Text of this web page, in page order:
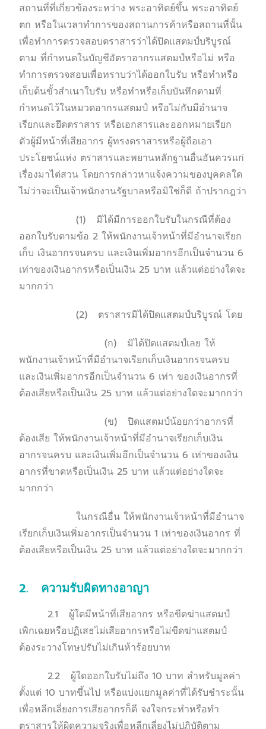
สถานที่ที่เกี่ยวข้องระหว่าง พระอาทิตย์ขึ้น พระอาทิตย์
ตก หรือในเวลาทำการของสถานการค้าหรือสถานที่นั้น
เพื่อทำการตรวจสอบตราสารว่าได้ปิดแสตมป์บริบูรณ์
ตาม ที่กำหนดในบัญชีอัตราอากรแสตมป์หรือไม่ หรือ
ทำการตรวจสอบเพื่อทราบว่าได้ออกใบรับ หรือทำหรือ
เก็บต้นขั้วสำเนาใบรับ หรือทำหรือเก็บบันทึกตามที่
กำหนดไว้ในหมวดอากรแสตมป์ หรือไม่กับมีอำนาจ
เรียกและยึดตราสาร หรือเอกสารและออกหมายเรียก
ตัวผู้มีหน้าที่เสียอากร ผู้ทรงตราสารหรือผู้ถือเอา
ประโยชน์แห่ง ตราสารและพยานหลักฐานอื่นอันควรแก่
เรื่องมาไต่สวน โดยการกล่าวหาแจ้งความของบุคคลใด
ไม่ว่าจะเป็นเจ้าพนักงานรัฐบาลหรือมิใช่ก็ดี ถ้าปรากฎว่า
(1) มิได้มีการออกใบรับในกรณีที่ต้อง
ออกใบรับตามข้อ 2 ให้พนักงานเจ้าหน้าที่มีอำนาจเรียก
เก็บ เงินอากรจนครบ และเงินเพิ่มอากรอีกเป็นจำนวน 6
เท่าของเงินอากรหรือเป็นเงิน 25 บาท แล้วแต่อย่างใดจะ
มากกว่า
(2) ตราสารมิได้ปิดแสตมป์บริบูรณ์ โดย
(ก) มิได้ปิดแสตมป์เลย ให้
พนักงานเจ้าหน้าที่มีอำนาจเรียกเก็บเงินอากรจนครบ
และเงินเพิ่มอากรอีกเป็นจำนวน 6 เท่า ของเงินอากรที่
ต้องเสียหรือเป็นเงิน 25 บาท แล้วแต่อย่างใดจะมากกว่า
(ข) ปิดแสตมป์น้อยกว่าอากรที่
ต้องเสีย ให้พนักงานเจ้าหน้าที่มีอำนาจเรียกเก็บเงิน
อากรจนครบ และเงินเพิ่มอีกเป็นจำนวน 6 เท่าของเงิน
อากรที่ขาดหรือเป็นเงิน 25 บาท แล้วแต่อย่างใดจะ
มากกว่า
ในกรณีอื่น ให้พนักงานเจ้าหน้าที่มีอำนาจ
เรียกเก็บเงินเพิ่มอากรเป็นจำนวน 1 เท่าของเงินอากร ที่
ต้องเสียหรือเป็นเงิน 25 บาท แล้วแต่อย่างใดจะมากกว่า
2. ความรับผิดทางอาญา
2.1 ผู้ใดมีหน้าที่เสียอากร หรือขีดฆ่าแสตมป์
เพิกเฉยหรือปฏิเสธไม่เสียอากรหรือไม่ขีดฆ่าแสตมป์
ต้องระวางโทษปรับไม่เกินห้าร้อยบาท
2.2 ผู้ใดออกใบรับไม่ถึง 10 บาท สำหรับมูลค่า
ตั้งแต่ 10 บาทขึ้นไป หรือแบ่งแยกมูลค่าที่ได้รับชำระนั้น
เพื่อหลีกเลี่ยงการเสียอากรก็ดี จงใจกระทำหรือทำ
ตราสารให้ผิดความจริงเพื่อหลีกเลี่ยงไม่ปฏิบัติตาม